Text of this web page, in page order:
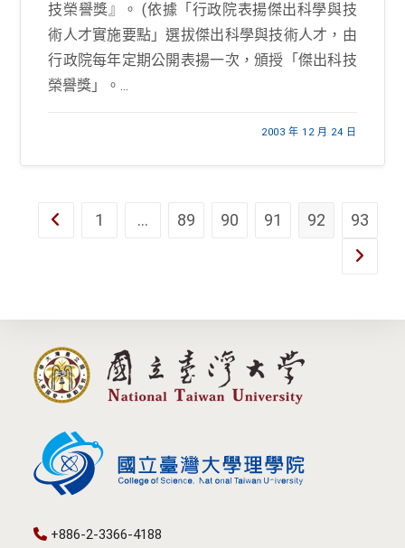
技榮譽獎』。 (依據「行政院表揚傑出科學與技
術人才實施要點」選拔傑出科學與技術人才，由
行政院每年定期公開表揚一次，頒授「傑出科技
榮譽獎」。...
2003 年 12 月 24 日
Go to the previous page
1 ... 89 90 91 92 93
Go to
+886-2-3366-4188